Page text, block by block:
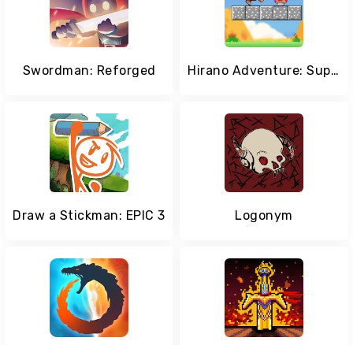
Swordman: Reforged Hirano Adventure: Super World New
Draw a Stickman: EPIC 3 Logonym